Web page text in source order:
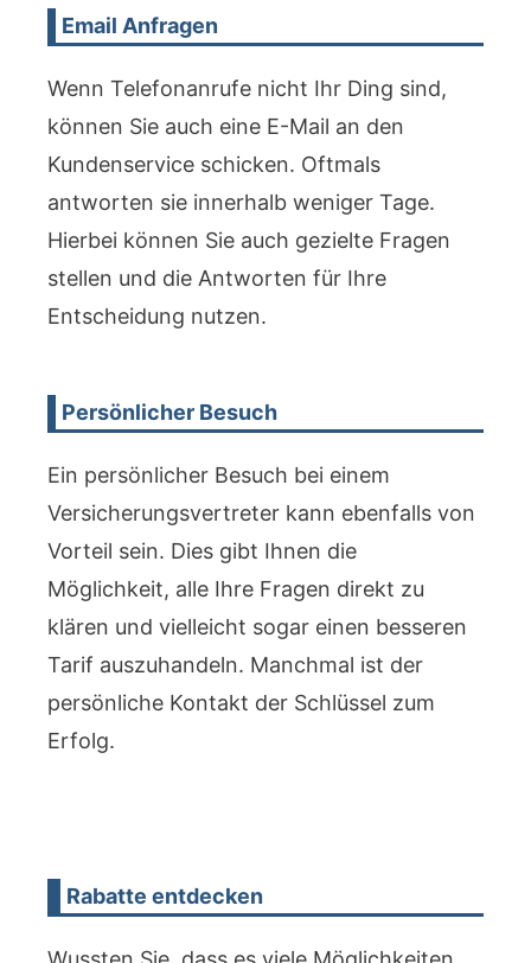
Email Anfragen
Wenn Telefonanrufe nicht Ihr Ding sind,
können Sie auch eine E-Mail an den
Kundenservice schicken. Oftmals
antworten sie innerhalb weniger Tage.
Hierbei können Sie auch gezielte Fragen
stellen und die Antworten für Ihre
Entscheidung nutzen.
Persönlicher Besuch
Ein persönlicher Besuch bei einem
Versicherungsvertreter kann ebenfalls von
Vorteil sein. Dies gibt Ihnen die
Möglichkeit, alle Ihre Fragen direkt zu
klären und vielleicht sogar einen besseren
Tarif auszuhandeln. Manchmal ist der
persönliche Kontakt der Schlüssel zum
Erfolg.
Rabatte entdecken